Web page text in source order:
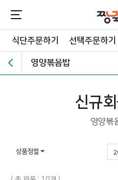
식단주문하기 선택주문하기
영양볶음밥
신규
영양볶
상품정렬